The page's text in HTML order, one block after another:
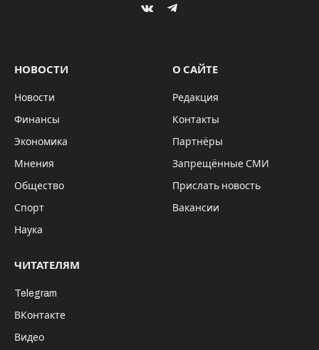
VKontakteTelegram
НОВОСТИ
Новости
Финансы
Экономика
Мнения
Общество
Спорт
Наука
О САЙТЕ
Редакция
Контакты
Партнёры
Запрещённые СМИ
Прислать новость
Вакансии
ЧИТАТЕЛЯМ
Telegram
ВКонтакте
Видео